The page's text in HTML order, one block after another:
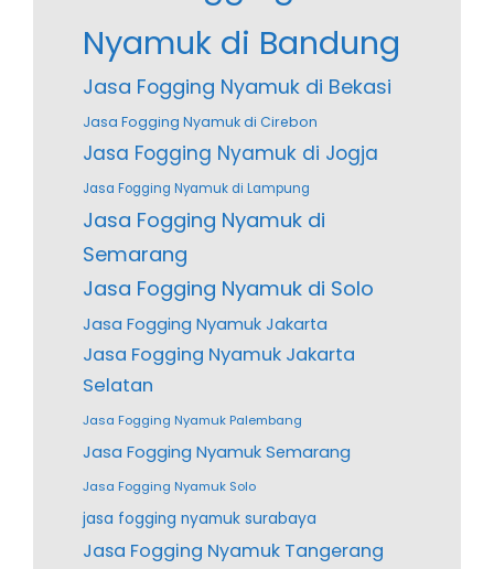
Nyamuk di Bandung
Jasa Fogging Nyamuk di Bekasi
Jasa Fogging Nyamuk di Cirebon
Jasa Fogging Nyamuk di Jogja
Jasa Fogging Nyamuk di Lampung
Jasa Fogging Nyamuk di
Semarang
Jasa Fogging Nyamuk di Solo
Jasa Fogging Nyamuk Jakarta
Jasa Fogging Nyamuk Jakarta
Selatan
Jasa Fogging Nyamuk Palembang
Jasa Fogging Nyamuk Semarang
Jasa Fogging Nyamuk Solo
jasa fogging nyamuk surabaya
Jasa Fogging Nyamuk Tangerang